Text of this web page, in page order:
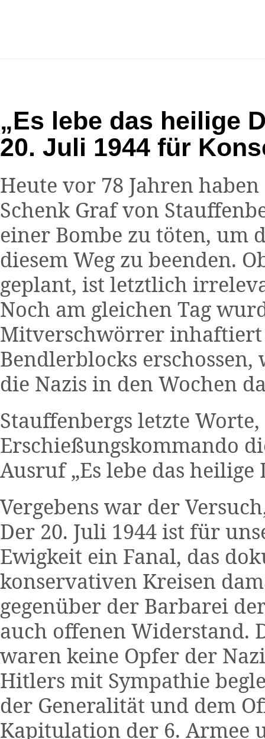
„Es lebe das heilige
20. Juli 1944 für
Heute vor 78 Jahren
Schenk Graf von
einer Bombe zu töten, um
diesem Weg zu beenden.
geplant, ist letztlich
Noch am gleichen Tag
Mitverschwörrer inhaftiert
Bendlerblocks
die Nazis in den Wochen
Stauffenbergs letzte
Erschießungskommando
Ausruf „Es lebe das
Vergebens war der
Der 20. Juli 1944 ist für
Ewigkeit ein Fanal, das
konservativen Kreisen
gegenüber der Barbarei
auch offenen Widerstand.
waren keine Opfer der
Hitlers mit Sympathie
der Generalität und dem
Kapitulation der 6. Armee